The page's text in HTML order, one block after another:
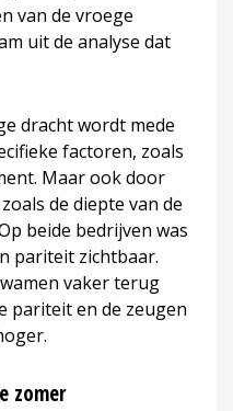
van de vroege
uit de analyse dat
dracht wordt mede
factoren, zoals
Maar ook door
de diepte van de
beide bedrijven was
pariteit zichtbaar.
vaker terug
pariteit en de zeugen
zomer